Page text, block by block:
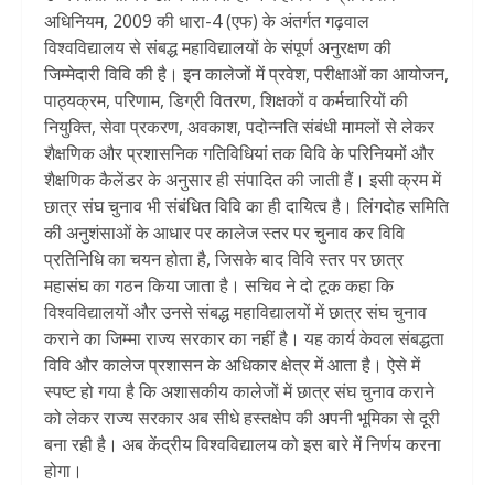
अधिनियम, 2009 की धारा-4 (एफ) के अंतर्गत गढ़वाल
विश्वविद्यालय से संबद्ध महाविद्यालयों के संपूर्ण अनुरक्षण की
जिम्मेदारी विवि की है। इन कालेजों में प्रवेश, परीक्षाओं का आयोजन,
पाठ्यक्रम, परिणाम, डिग्री वितरण, शिक्षकों व कर्मचारियों की
नियुक्ति, सेवा प्रकरण, अवकाश, पदोन्नति संबंधी मामलों से लेकर
शैक्षणिक और प्रशासनिक गतिविधियां तक विवि के परिनियमों और
शैक्षणिक कैलेंडर के अनुसार ही संपादित की जाती हैं। इसी क्रम में
छात्र संघ चुनाव भी संबंधित विवि का ही दायित्व है। लिंगदोह समिति
की अनुशंसाओं के आधार पर कालेज स्तर पर चुनाव कर विवि
प्रतिनिधि का चयन होता है, जिसके बाद विवि स्तर पर छात्र
महासंघ का गठन किया जाता है। सचिव ने दो टूक कहा कि
विश्वविद्यालयों और उनसे संबद्ध महाविद्यालयों में छात्र संघ चुनाव
कराने का जिम्मा राज्य सरकार का नहीं है। यह कार्य केवल संबद्धता
विवि और कालेज प्रशासन के अधिकार क्षेत्र में आता है। ऐसे में
स्पष्ट हो गया है कि अशासकीय कालेजों में छात्र संघ चुनाव कराने
को लेकर राज्य सरकार अब सीधे हस्तक्षेप की अपनी भूमिका से दूरी
बना रही है। अब केंद्रीय विश्वविद्यालय को इस बारे में निर्णय करना
होगा।